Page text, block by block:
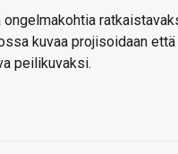
ongelmakohtia
kuvaa projisoidaan
peilikuvaksi.